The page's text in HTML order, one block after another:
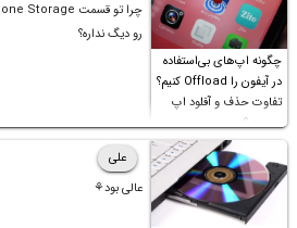
چگونه اپ‌های بی‌استفاده
در آیفون را Offload کنیم؟
تفاوت حذف و آفلود اپ
چیست؟
رو دیگ نداره؟
علی
عالی بود⚘